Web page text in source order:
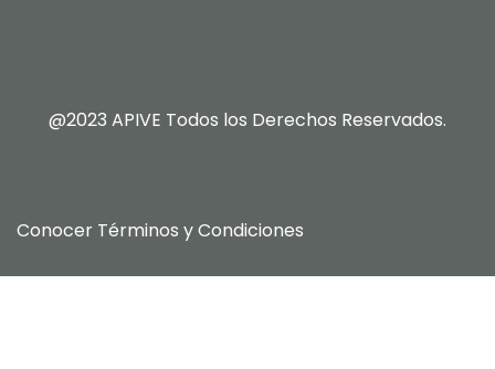
@2023 APIVE Todos los Derechos Reservados.
Conocer Términos y Condiciones